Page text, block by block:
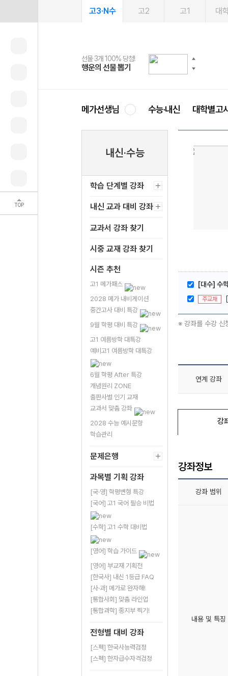
TOP
고3·N수 고2 고1 대
선물 3개 100% 당첨!
행운의 선물 뽑기
선물 100% 증정!
메가스터디 X 올리브
2027 러셀 단과
강사 공개선발
스마트러닝앱
설문 EVENT
메가패스
3일 무료 체험권
메가패스 수강생 무료혜택!
메가클럽 멤버십
사회공헌 캠페인
희망이룸 메가나눔
메가선생님 수능·내신 대학별고
내신·수능
학습 단계별 강좌
내신 교과 대비 강좌
교과서 강좌 찾기
시중 교재 강좌 찾기
시즌 추천
고1 메가패스
2028 메가 내비게이션
중간고사 대비 특강
9월 학평 대비 특강
고1 여름방학 대특강
예비고1 여름방학 대특강
6월 학평 After 특강
개념원리 ZONE
출판사별 인기 교재
교과서 맞춤 강좌
2028 수능 예시문항
학습관리
문제은행
과목별 기획 강좌
[국·영] 학평변형 특강
[국어] 고1 국어 필승 비법
[수학] 고1 수학 대비법
[영어] 학습 가이드
[영어] 부교재 기획전
[한국사] 내신 1등급 FAQ
[사·과] 메가로 완자해!
[통합사회] 맞춤 라인업
[통합과학] 종지부 찍기!
전형별 대비 강좌
[스펙] 한국사능력검정
[스펙] 한자급수자격검정
[대수] 수
주교재
※ 강좌를 수강 신
연계 강좌
강
강좌정보
강좌 범위
내용 및 특징